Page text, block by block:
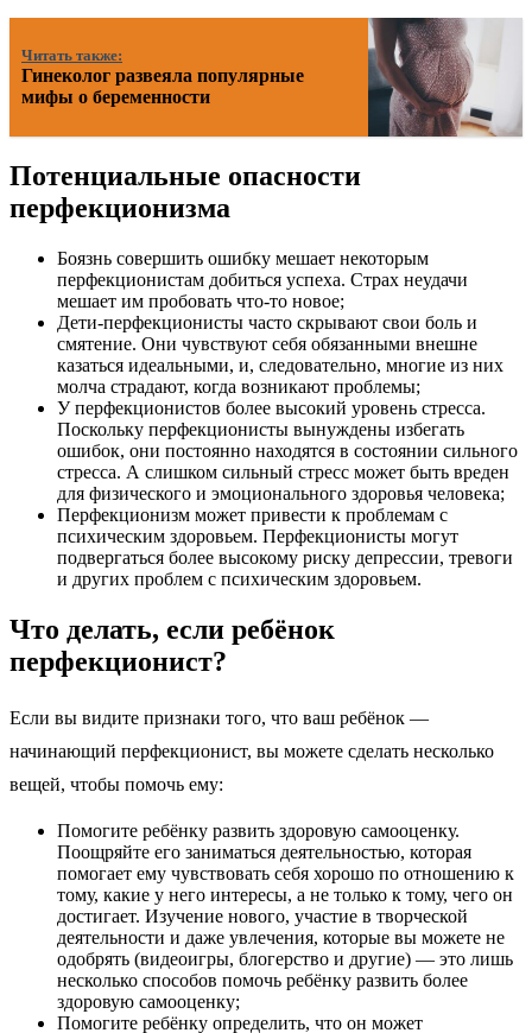
Читать также:
Гинеколог развеяла популярные
мифы о беременности
Потенциальные опасности
перфекционизма
Боязнь совершить ошибку мешает некоторым
перфекционистам добиться успеха. Страх неудачи
мешает им пробовать что-то новое;
Дети-перфекционисты часто скрывают свои боль и
смятение. Они чувствуют себя обязанными внешне
казаться идеальными, и, следовательно, многие из них
молча страдают, когда возникают проблемы;
У перфекционистов более высокий уровень стресса.
Поскольку перфекционисты вынуждены избегать
ошибок, они постоянно находятся в состоянии сильного
стресса. А слишком сильный стресс может быть вреден
для физического и эмоционального здоровья человека;
Перфекционизм может привести к проблемам с
психическим здоровьем. Перфекционисты могут
подвергаться более высокому риску депрессии, тревоги
и других проблем с психическим здоровьем.
Что делать, если ребёнок
перфекционист?
Если вы видите признаки того, что ваш ребёнок —
начинающий перфекционист, вы можете сделать несколько
вещей, чтобы помочь ему:
Помогите ребёнку развить здоровую самооценку.
Поощряйте его заниматься деятельностью, которая
помогает ему чувствовать себя хорошо по отношению к
тому, какие у него интересы, а не только к тому, чего он
достигает. Изучение нового, участие в творческой
деятельности и даже увлечения, которые вы можете не
одобрять (видеоигры, блогерство и другие) — это лишь
несколько способов помочь ребёнку развить более
здоровую самооценку;
Помогите ребёнку определить, что он может